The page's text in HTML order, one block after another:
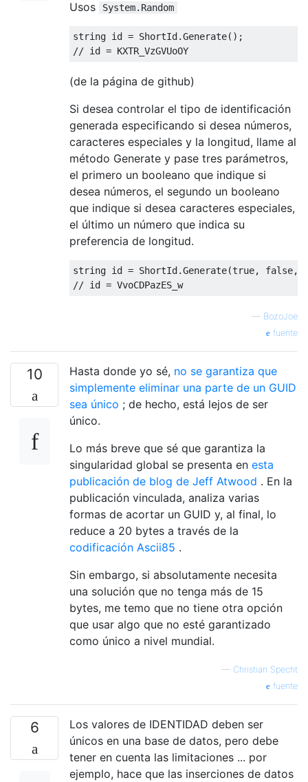
Usos
System.Random
string
// id = KXTR_VzGVUoOY
(de la página de github)
Si desea controlar el tipo de identificación
generada especificando si desea números,
caracteres especiales y la longitud, llame al
método Generate y pase tres parámetros,
el primero un booleano que indique si
desea números, el segundo un booleano
que indique si desea caracteres especiales,
el último un número que indica su
preferencia de longitud.
string id = ShortId.Generate(true, false,
// id = VvoCDPazES_w
— BozoJoe
fuente
10 Hasta donde yo sé, no se garantiza que
simplemente eliminar una parte de un GUID
sea único ; de hecho, está lejos de ser
único.
Lo más breve que sé que garantiza la
singularidad global se presenta en esta
publicación de blog de Jeff Atwood . En la
publicación vinculada, analiza varias
formas de acortar un GUID y, al final, lo
reduce a 20 bytes a través de la
codificación Ascii85 .
Sin embargo, si absolutamente necesita
una solución que no tenga más de 15
bytes, me temo que no tiene otra opción
que usar algo que no esté garantizado
como único a nivel mundial.
— Christian Specht
fuente
6
Los valores de IDENTIDAD deben ser
únicos en una base de datos, pero debe
tener en cuenta las limitaciones ... por
ejemplo, hace que las inserciones de datos